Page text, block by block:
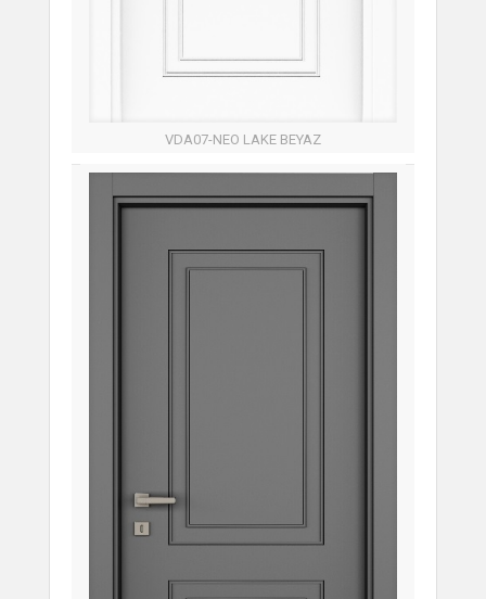
VDA07-NEO LAKE BEYAZ